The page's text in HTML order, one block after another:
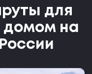
для
домом на